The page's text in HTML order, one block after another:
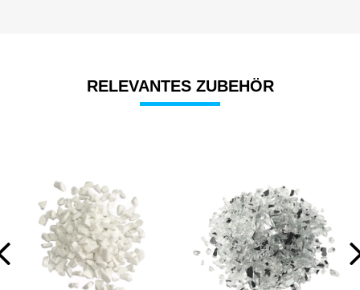
RELEVANTES ZUBEHÖR